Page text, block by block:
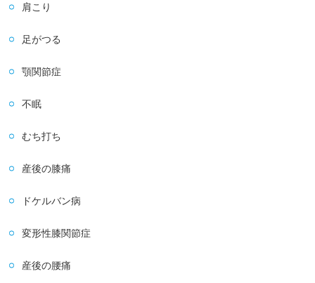
肩こり
足がつる
顎関節症
不眠
むち打ち
産後の膝痛
ドケルバン病
変形性膝関節症
産後の腰痛